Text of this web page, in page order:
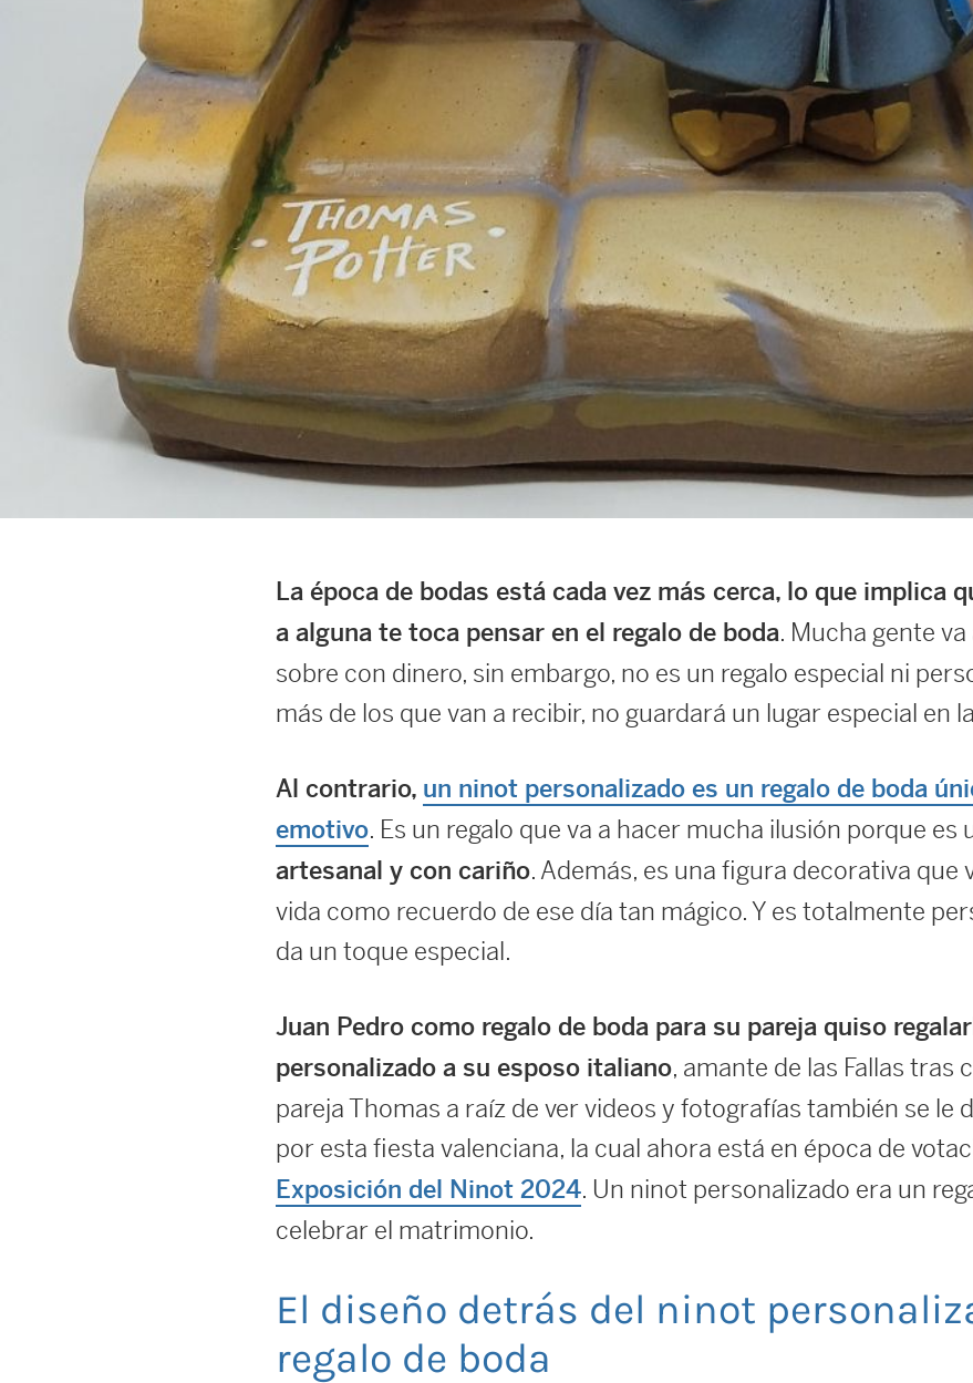
La época de bodas está cada vez más cerca, lo que implica
a alguna te toca pensar en el regalo de boda. Mucha gente
sobre con dinero, sin embargo, no es un regalo especial ni
más de los que van a recibir, no guardará un lugar especial en
Al contrario, un ninot personalizado es un regalo de boda
emotivo. Es un regalo que va a hacer mucha ilusión porque es
artesanal y con cariño. Además, es una figura decorativa que
vida como recuerdo de ese día tan mágico. Y es totalmente
da un toque especial.
Juan Pedro como regalo de boda para su pareja quiso
personalizado a su esposo italiano, amante de las Fallas tras
pareja Thomas a raíz de ver videos y fotografías también se le
por esta fiesta valenciana, la cual ahora está en época de
Exposición del Ninot 2024. Un ninot personalizado era un
celebrar el matrimonio.
El diseño detrás del ninot
regalo de boda